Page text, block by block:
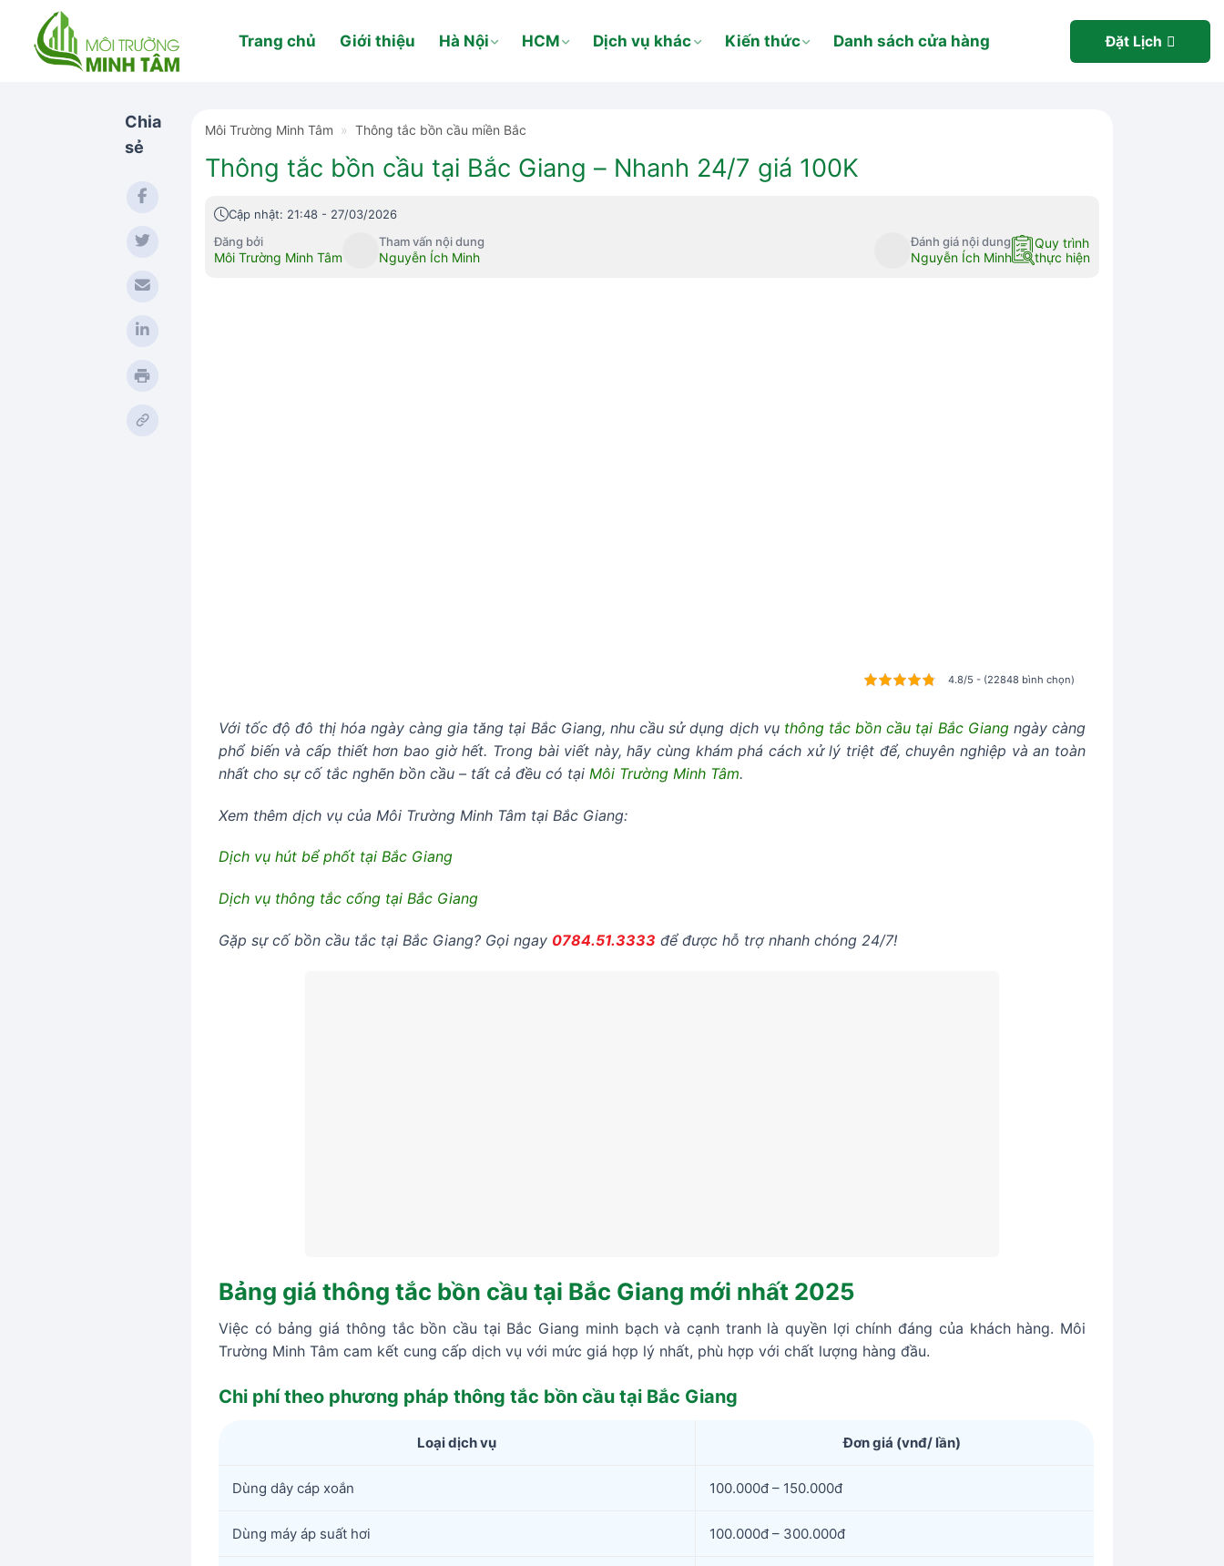
content
Trang chủ Giới thiệu Hà Nội HCM Dịch vụ khác Kiến thức Danh sách cửa hàng Đặt Lịch
Chia
sẻ
Môi Trường Minh Tâm » Thông tắc bồn cầu miền Bắc
Thông tắc bồn cầu tại Bắc Giang – Nhanh 24/7 giá 100K
Cập nhật: 21:48 - 27/03/2026
Đăng bởi
Môi Trường Minh Tâm
Tham vấn nội dung
Nguyễn Ích Minh
Đánh giá nội dung
Nguyễn Ích Minh
Quy trình
thực hiện
4.8/5 - (22848 bình chọn)
Với tốc độ đô thị hóa ngày càng gia tăng tại Bắc Giang, nhu cầu sử dụng dịch vụ thông tắc bồn cầu tại Bắc Giangngày càng
phổ biến và cấp thiết hơn bao giờ hết. Trong bài viết này, hãy cùng khám phá cách xử lý triệt để, chuyên nghiệp và an toàn
nhất cho sự cố tắc nghẽn bồn cầu – tất cả đều có tại Môi Trường Minh Tâm.
Xem thêm dịch vụ của Môi Trường Minh Tâm tại Bắc Giang:
Dịch vụ hút bể phốt tại Bắc Giang
Dịch vụ thông tắc cống tại Bắc Giang
Gặp sự cố bồn cầu tắc tại Bắc Giang? Gọi ngay 0784.51.3333 để được hỗ trợ nhanh chóng 24/7!
Bảng giá thông tắc bồn cầu tại Bắc Giang mới nhất 2025
Việc có bảng giá thông tắc bồn cầu tại Bắc Giang minh bạch và cạnh tranh là quyền lợi chính đáng của khách hàng. Môi
Trường Minh Tâm cam kết cung cấp dịch vụ với mức giá hợp lý nhất, phù hợp với chất lượng hàng đầu.
Chi phí theo phương pháp thông tắc bồn cầu tại Bắc Giang
Loại dịch vụ Đơn giá (vnđ/ lần)
Dùng dây cáp xoắn 100.000đ – 150.000đ
Dùng máy áp suất hơi 100.000đ – 300.000đ